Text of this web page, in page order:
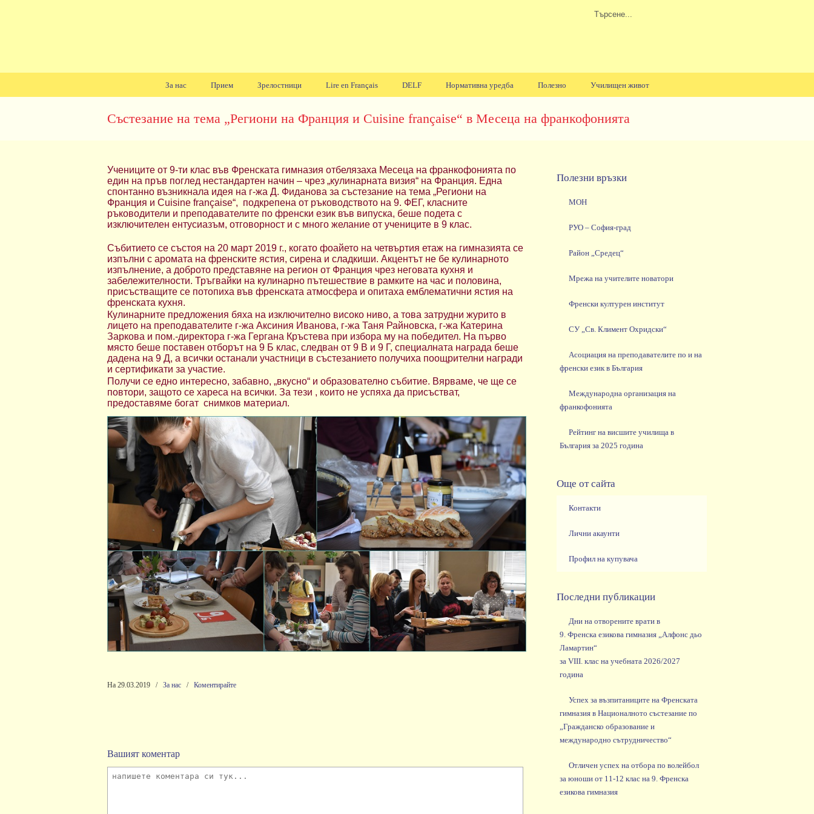
За нас Прием Зрелостници Lire en Français DELF Нормативна уредба Полезно Училищен живот
Навигация
Състезание на тема „Региони на Франция и Cuisine française“ в Месеца на франкофонията
Учениците от 9-ти клас във Френската гимназия отбелязаха Месеца на франкофонията по
един на пръв поглед нестандартен начин – чрез „кулинарната визия“ на Франция. Една
спонтанно възникнала идея на г-жа Д. Фиданова за състезание на тема „Региони на
Франция и Cuisine française“, подкрепена от ръководството на 9. ФЕГ, класните
ръководители и преподавателите по френски език във випуска, беше подета с
изключителен ентусиазъм, отговорност и с много желание от учениците в 9 клас.
Събитието се състоя на 20 март 2019 г., когато фоайето на четвъртия етаж на гимназията се
изпълни с аромата на френските ястия, сирена и сладкиши. Акцентът не бе кулинарното
изпълнение, а доброто представяне на регион от Франция чрез неговата кухня и
забележителности. Тръгвайки на кулинарно пътешествие в рамките на час и половина,
присъстващите се потопиха във френската атмосфера и опитаха емблематични ястия на
френската кухня.
Кулинарните предложения бяха на изключително високо ниво, а това затрудни журито в
лицето на преподавателите г-жа Аксиния Иванова, г-жа Таня Райновска, г-жа Катерина
Заркова и пом.-директора г-жа Гергана Кръстева при избора му на победител. На първо
място беше поставен отборът на 9 Б клас, следван от 9 В и 9 Г, специалната награда беше
дадена на 9 Д, а всички останали участници в състезанието получиха поощрителни награди
и сертификати за участие.
Получи се едно интересно, забавно, „вкусно“ и образователно събитие. Вярваме, че ще се
повтори, защото се хареса на всички. За тези , които не успяха да присъстват,
предоставяме богат снимков материал.
На 29.03.2019 / За нас / Коментирайте
Вашият коментар
Полезни връзки
МОН
РУО – София-град
Район „Средец“
Мрежа на учителите новатори
Френски културен институт
СУ „Св. Климент Охридски“
Асоциация на преподавателите по и на
френски език в България
Международна организация на
франкофонията
Рейтинг на висшите училища в
България за 2025 година
Още от сайта
Контакти
Лични акаунти
Профил на купувача
Последни публикации
Дни на отворените врати в
9. Френска езикова гимназия „Алфонс дьо
Ламартин“
за VIII. клас на учебната 2026/2027
година
Успех за възпитаниците на Френската
гимназия в Националното състезание по
„Гражданско образование и
международно сътрудничество“
Отличен успех на отбора по волейбол
за юноши от 11-12 клас на 9. Френска
езикова гимназия